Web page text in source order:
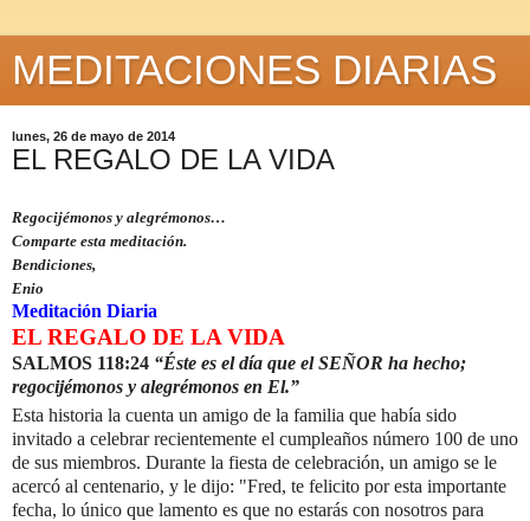
MEDITACIONES DIARIAS
lunes, 26 de mayo de 2014
EL REGALO DE LA VIDA
Regocijémonos y alegrémonos…
Comparte esta meditación.
Bendiciones,
Enio
Meditación Diaria
EL REGALO DE LA VIDA
SALMOS 118:24 “Éste es el día que el SEÑOR ha hecho;
regocijémonos y alegrémonos en El.”
Esta historia la cuenta un amigo de la familia que había sido
invitado a celebrar recientemente el cumpleaños número 100 de uno
de sus miembros. Durante la fiesta de celebración, un amigo se le
acercó al centenario, y le dijo: "Fred, te felicito por esta importante
fecha, lo único que lamento es que no estarás con nosotros para